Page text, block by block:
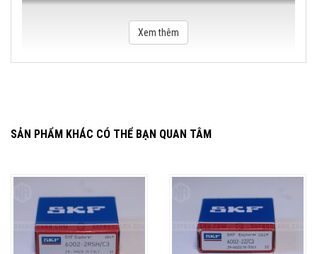
Xem thêm
SẢN PHẨM KHÁC CÓ THỂ BẠN QUAN TÂM